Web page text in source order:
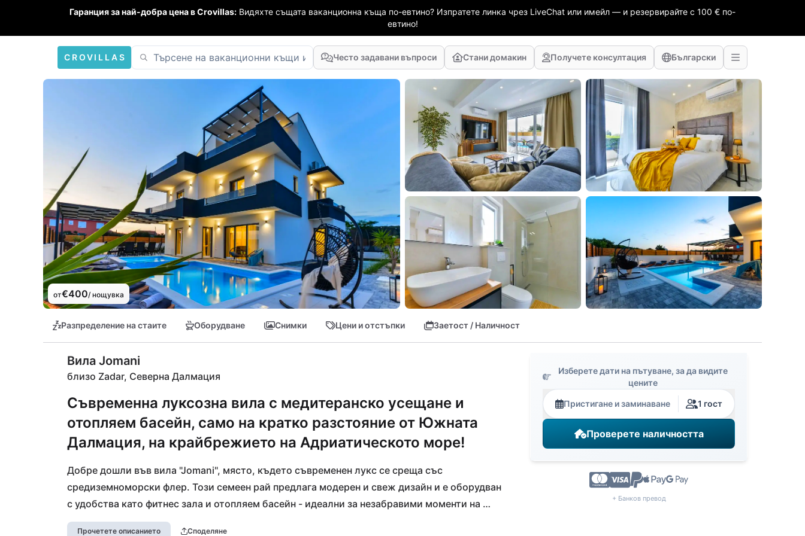
Гаранция за най-добра цена в Crovillas: Видяхте същата ваканционна къща по-евтино? Изпратете линка чрез LiveChat или имейл — и резервирайте с 100 € по-
евтино!
CROVILLAS Често задавани въпроси Стани домакин Получете консултация Български
от€400/ нощувка
Разпределение на стаите Оборудване Снимки Цени и отстъпки Заетост / Наличност
Вила Jomani
близо Zadar, Северна Далмация
Съвременна луксозна вила с медитеранско усещане и
отопляем басейн, само на кратко разстояние от Южната
Далмация, на крайбрежието на Адриатическото море!
Добре дошли във вила "Jomani", място, където съвременен лукс се среща със
средиземноморски флер. Този семеен рай предлага модерен и свеж дизайн и е оборудван
с удобства като фитнес зала и отопляем басейн - идеални за незабравими моменти на
отдих. На кратко разстояние от тук ви очаква блестящото Адриатическо море, а гурме
Прочетете описанието Споделяне
Изберете дати на пътуване, за да видите
цените
Пристигане и заминаване 1 гост
Проверете наличността
+ Банков превод